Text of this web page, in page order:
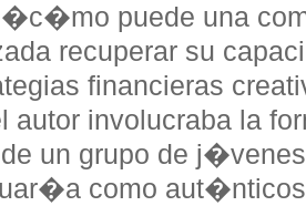
puede una
recuperar su
financieras
autor involucraba la
un grupo de
como